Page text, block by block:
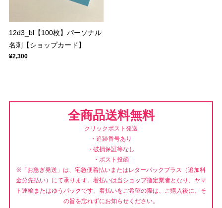
12d3_bl【100枚】パーソナル
名刺【ショップカード】
¥2,300
全商品送料無料
クリックポスト発送
・追跡番号あり
・破損保証等なし
・ポスト投函
※「お急ぎ発送」は、宅急便着払いまたはレターパックプラス（追加料
金分先払い）にて承ります。着払いは当ショップ指定業者となり、ヤマ
ト運輸またはゆうパックです。着払いをご希望の際は、ご購入後に、そ
の旨を忘れずにお知らせください。